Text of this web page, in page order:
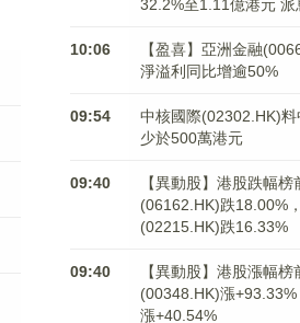
32.2%至1.11億港元 派
10:06
【盈喜】亞洲金融
淨溢利同比增逾50%
09:54
中核國際(02302.HK)
少於500萬港元
09:40
【異動股】港股跌幅
(06162.HK)跌18.00%
(02215.HK)跌16.33%
09:40
【異動股】港股漲幅
(00348.HK)漲
漲+40.54%